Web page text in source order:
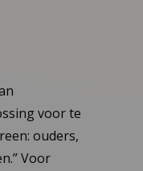
voor te
ouders,
Voor